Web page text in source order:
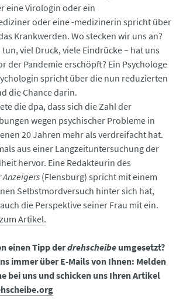
eine Virologin oder ein
oder eine -medizinerin spricht über
Krankwerden. Wo stecken wir uns an?
tun, viel Druck, viele Eindrücke – hat uns
der Pandemie erschöpft? Ein Psychologe
spricht über die nun reduzierten
die Chance darin.
die dpa, dass sich die Zahl der
wegen psychischer Probleme in
20 Jahren mehr als verdreifacht hat.
aus einer Langzeituntersuchung der
hervor. Eine Redakteurin des
Anzeigers (Flensburg) spricht mit einem
Selbstmordversuch hinter sich hat,
die Perspektive seiner Frau mit ein.
Artikel.
einen Tipp derdrehscheibe umgesetzt?
immer über E-Mails von Ihnen: Melden
bei uns und schicken uns Ihren Artikel